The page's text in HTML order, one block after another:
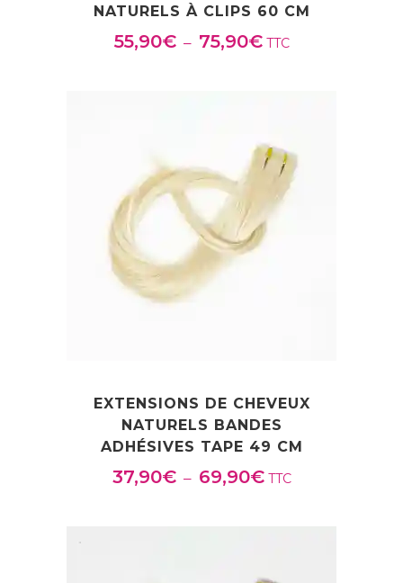
NATURELS À CLIPS 60 CM
55,90€ – 75,90€Plage
75,90€
TTC
EXTENSIONS DE CHEVEUX
NATURELS BANDES
ADHÉSIVES TAPE 49 CM
37,90€ – 69,90€Plage
TTC